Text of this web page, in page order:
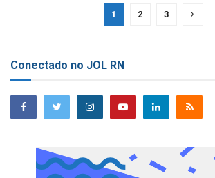
1 2 3
Conectado no JOL RN